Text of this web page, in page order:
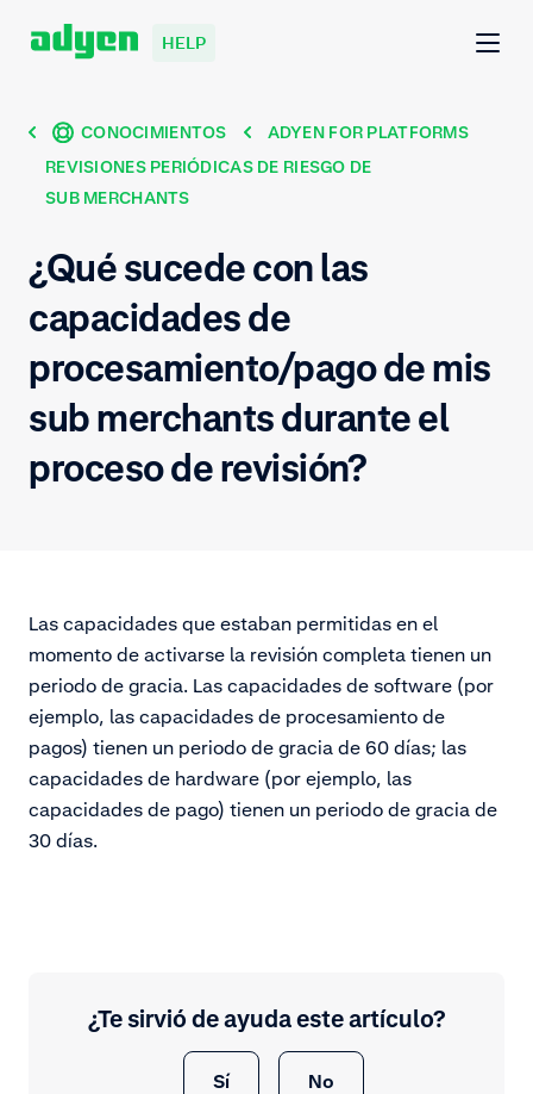
HELP
CONOCIMIENTOS
ADYEN FOR PLATFORMS
REVISIONES PERIÓDICAS DE RIESGO DE
SUB MERCHANTS
¿Qué sucede con las
capacidades de
procesamiento/pago de mis
sub merchants durante el
proceso de revisión?
Las capacidades que estaban permitidas en el
momento de activarse la revisión completa tienen un
periodo de gracia. Las capacidades de software (por
ejemplo, las capacidades de procesamiento de
pagos) tienen un periodo de gracia de 60 días; las
capacidades de hardware (por ejemplo, las
capacidades de pago) tienen un periodo de gracia de
30 días.
¿Te sirvió de ayuda este artículo?
Sí No